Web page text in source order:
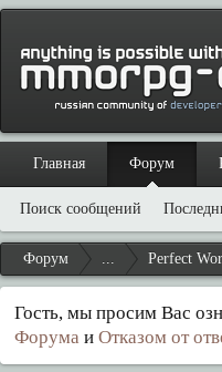
Форум ... Perfect
Гость, мы просим Вас
Форума и Отказом от
Главная Форум
Поиск сообщений